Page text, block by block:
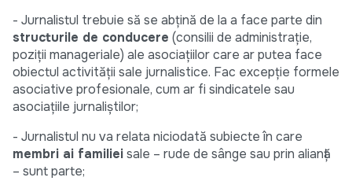
- Jurnalistul trebuie să se abţină de la a face parte din
structurile de conducere (consilii de administraţie,
poziţii manageriale) ale asociaţiilor care ar putea face
obiectul activităţii sale jurnalistice. Fac excepţie formele
asociative profesionale, cum ar fi sindicatele sau
asociaţiile jurnaliștilor;
- Jurnalistul nu va relata niciodată subiecte în care
membri ai familieisale – rude de sânge sau prin alianţă
– sunt parte;